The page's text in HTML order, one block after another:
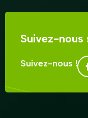
Suivez-nous
Suivez-nous !